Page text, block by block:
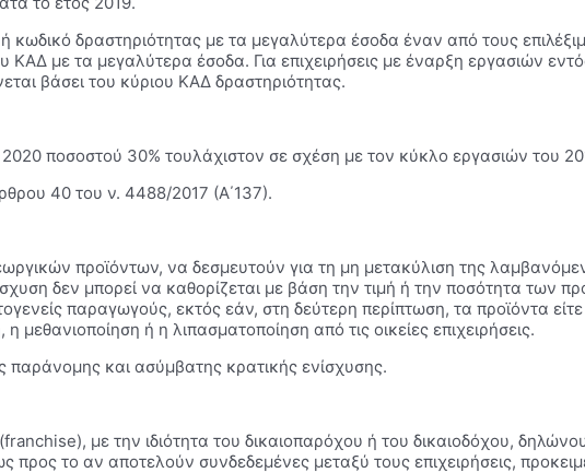
δραστηριότητας με τα μεγαλύτερα έσοδα έναν από τους
ΚΑΔ με τα μεγαλύτερα έσοδα. Για επιχειρήσεις με έναρξη εργασιών
βάσει του κύριου ΚΑΔ δραστηριότητας.
ποσοστού 30% τουλάχιστον σε σχέση με τον κύκλο εργασιών του
40 του ν. 4488/2017 (Α΄137).
προϊόντων, να δεσμευτούν για τη μη μετακύλιση της
δεν μπορεί να καθορίζεται με βάση την τιμή ή την ποσότητα των
παραγωγούς, εκτός εάν, στη δεύτερη περίπτωση, τα προϊόντα
ή η λιπασματοποίηση από τις οικείες επιχειρήσεις.
και ασύμβατης κρατικής ενίσχυσης.
με την ιδιότητα του δικαιοπαρόχου ή του δικαιοδόχου,
το αν αποτελούν συνδεδεμένες μεταξύ τους επιχειρήσεις,